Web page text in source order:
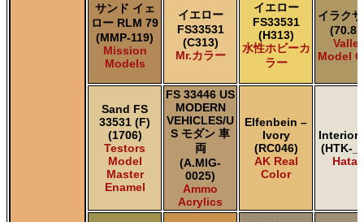
サンド イェ
ロー RLM 79
(MMP-119)
Mission
Models
イエロー
FS33531
(C313)
Mr.カラー
イエロー
FS33531
(H313)
水性ホビーカ
ラー
イラク
Model
Sand FS
33531 (F)
(1706)
Testors
Model
Master
Enamel
FS 33446 US
MODERN
VEHICLES/U
S モダン 車
両
(A.MIG-
0025)
Ammo
Acrylics
Elfenbein –
Ivory
(RC046)
AK Real
Color
Interior
(HTK-